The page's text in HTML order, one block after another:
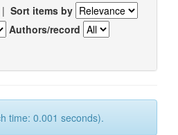
| Sort items by
Authors/record
time: 0.001 seconds).